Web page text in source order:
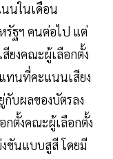
นในเดือน
รัฐฯ คนต่อไป แต่
ยงคณะผู้เลือกตั้ง
ทนที่คะแนนเสียง
กับผลของบัตรลง
กตั้งคณะผู้เลือกตั้ง
งขันแบบสูสี โดยมี